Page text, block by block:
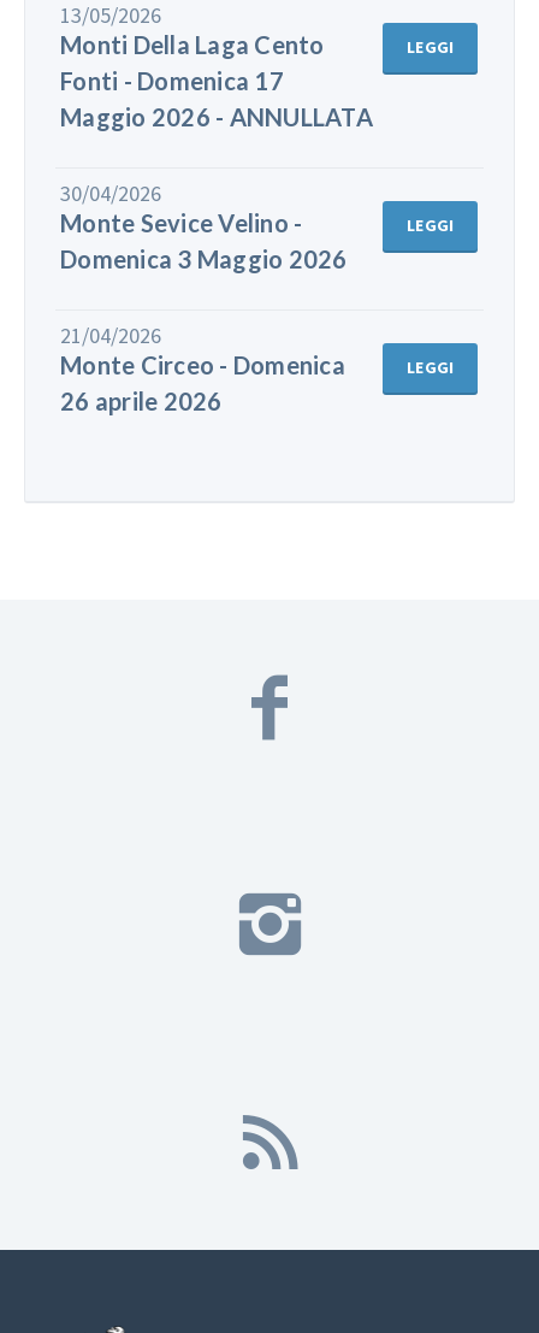
13/05/2026
Monti Della Laga Cento
Fonti - Domenica 17
Maggio 2026 - ANNULLATA
LEGGI
30/04/2026
Monte Sevice Velino -
Domenica 3 Maggio 2026
LEGGI
21/04/2026
Monte Circeo - Domenica
26 aprile 2026
LEGGI